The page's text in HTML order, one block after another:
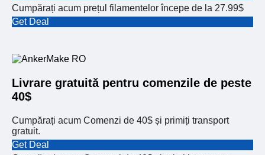
Cumpărați acum prețul filamentelor începe de la 27.99$
Get Deal
Livrare gratuită pentru comenzile de peste
40$
Cumpărați acum Comenzi de 40$ și primiți transport
gratuit.
Get Deal